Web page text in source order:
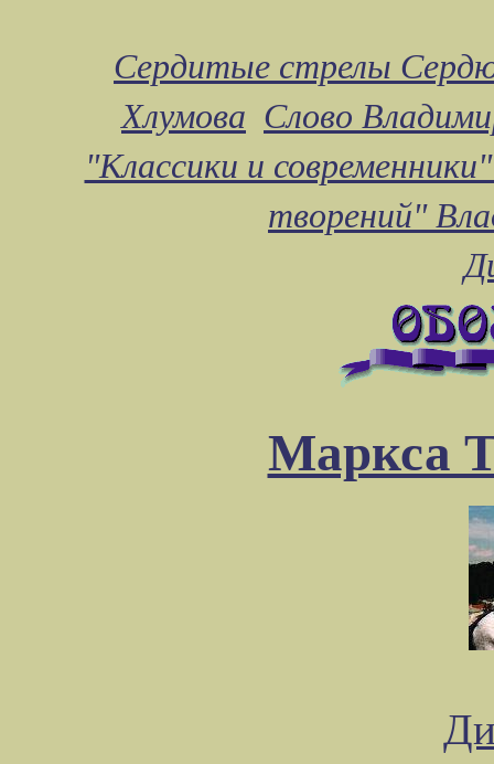
Сердитые стрелы
Хлумова Слово
"Классики и
творений"
Маркса